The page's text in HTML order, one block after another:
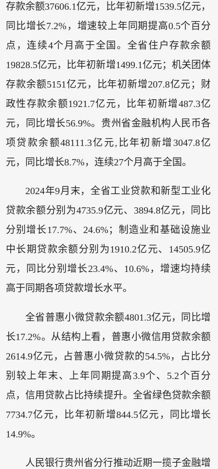
存款余额37606.1亿元，比年初新增1539.5亿元，
同比增长7.2%，增速较上年同期提高0.5个百分
点，连续4个月高于全国。全省住户存款余额
19828.5亿元，比年初新增1499.1亿元；机关团体
存款余额5151亿元，比年初新增207.8亿元；财
政性存款余额1921.7亿元，比年初新增487.3亿
元，同比增长56.9%。贵州省金融机构人民币各
项贷款余额48111.3亿元,比年初新增3047.8亿
元，同比增长8.7%，连续27个月高于全国。
2024年9月末，全省工业贷款和新型工业化
贷款余额分别为4735.9亿元、3894.8亿元，同比
分别增长17.7%、24.6%；制造业和基础设施业
中长期贷款余额分别为1910.2亿元、14505.9亿
元，同比分别增长23.4%、10.6%，增速均持续
高于同期各项贷款增长水平。
全省普惠小微贷款余额4801.3亿元，同比增
长17.2%。从结构上看，普惠小微信用贷款余额
2614.9亿元，占普惠小微贷款的54.5%，占比分
别较上年末、上年同期提高3.9个、5.2个百分
点，信用贷款占比持续提升。全省绿色贷款余额
7734.7亿元，比年初新增844.5亿元，同比增长
14.9%。
人民银行贵州省分行推动近期一揽子金融增